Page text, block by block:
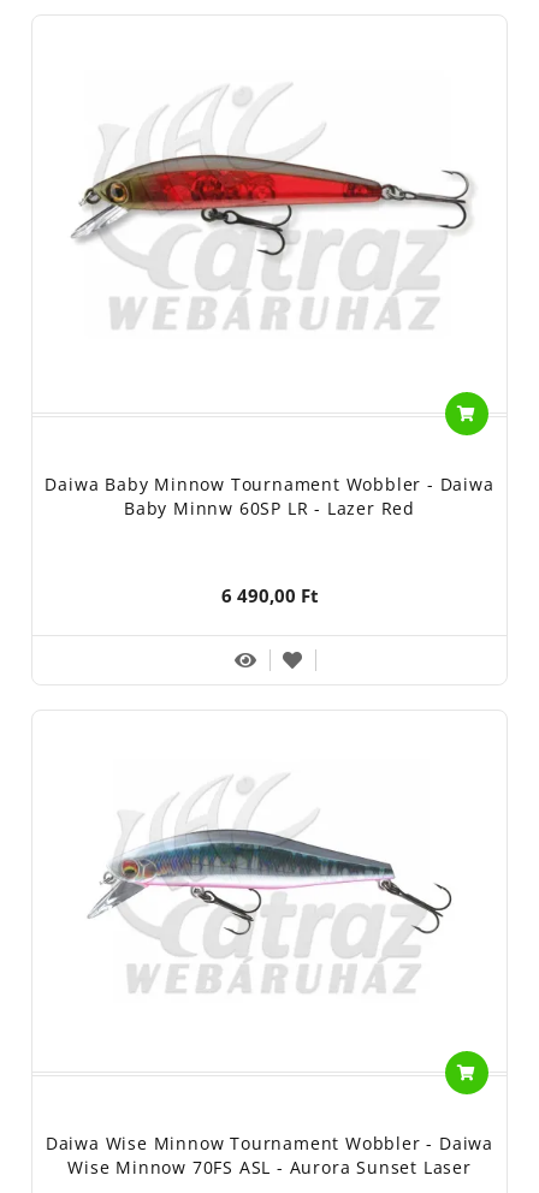
Daiwa Baby Minnow Tournament Wobbler - Daiwa
Baby Minnw 60SP LR - Lazer Red
6 490,00 Ft
Daiwa Wise Minnow Tournament Wobbler - Daiwa
Wise Minnow 70FS ASL - Aurora Sunset Laser